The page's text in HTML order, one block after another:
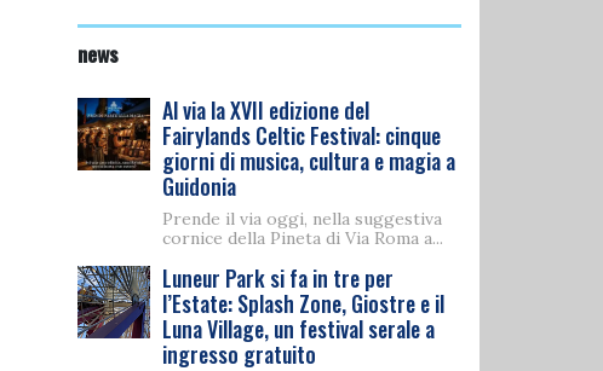
news
Al via la XVII edizione del
Fairylands Celtic Festival: cinque
giorni di musica, cultura e magia a
Guidonia
Prende il via oggi, nella suggestiva
cornice della Pineta di Via Roma a...
Luneur Park si fa in tre per
l’Estate: Splash Zone, Giostre e il
Luna Village, un festival serale a
ingresso gratuito